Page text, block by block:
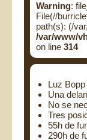
Warning:
File(//
path(s): (/
/var/www/
on line 314
Luz
Una
No se
Tres
55h de
290h de